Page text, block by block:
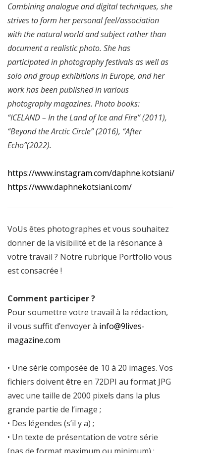
Combining analogue and digital techniques, she
strives to form her personal feel/association
with the natural world and subject rather than
document a realistic photo. She has
participated in photography festivals as well as
solo and group exhibitions in Europe, and her
work has been published in various
photography magazines. Photo books:
“ICELAND – In the Land of Ice and Fire” (2011),
“Beyond the Arctic Circle” (2016), “After
Echo”(2022).
https://www.instagram.com/daphne.kotsiani/
https://www.daphnekotsiani.com/
VoUs êtes photographes et vous souhaitez
donner de la visibilité et de la résonance à
votre travail ? Notre rubrique Portfolio vous
est consacrée !
Comment participer ?
Pour soumettre votre travail à la rédaction,
il vous suffit d’envoyer à info@9lives-
magazine.com
• Une série composée de 10 à 20 images. Vos
fichiers doivent être en 72DPI au format JPG
avec une taille de 2000 pixels dans la plus
grande partie de l’image ;
• Des légendes (s’il y a) ;
• Un texte de présentation de votre série
(pas de format maximum ou minimum) ;